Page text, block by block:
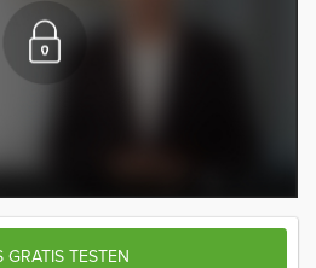
GRATIS TESTEN